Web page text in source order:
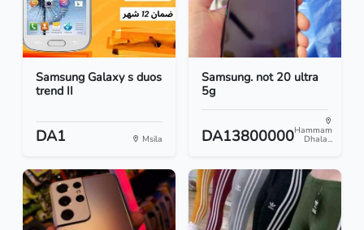
Samsung Galaxy s duos
trend II
DA1 Msila
Samsung. not 20 ultra
5g
DA13800000Hammam
Dhala...